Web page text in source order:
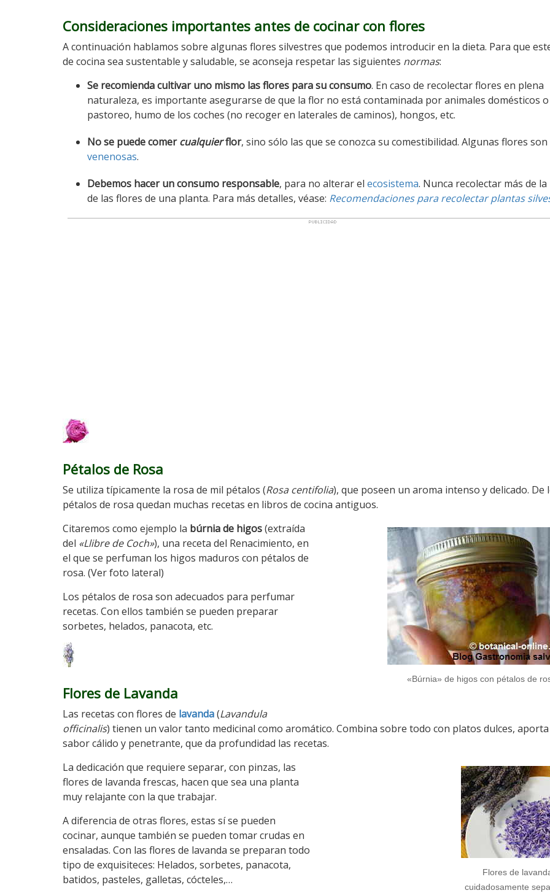
Consideraciones importantes antes de cocinar con flores
A continuación hablamos sobre algunas flores silvestres que podemos introducir en la dieta. Para que
de cocina sea sustentable y saludable, se aconseja respetar las siguientes normas:
Se recomienda cultivar uno mismo las flores para su consumo. En caso de recolectar flores en plena
naturaleza, es importante asegurarse de que la flor no está contaminada por animales domésticos
pastoreo, humo de los coches (no recoger en laterales de caminos), hongos, etc.
No se puede comercualquierflor, sino sólo las que se conozca su comestibilidad. Algunas flores son
venenosas.
Debemos hacer un consumo responsable, para no alterar el ecosistema. Nunca recolectar más de
de las flores de una planta. Para más detalles, véase: Recomendaciones para recolectar plantas
Pétalos de Rosa
Se utiliza típicamente la rosa de mil pétalos (Rosa centifolia), que poseen un aroma intenso y delicado. De
pétalos de rosa quedan muchas recetas en libros de cocina antiguos.
«Búrnia» de higos con pétalos de
Citaremos como ejemplo la búrnia de higos(extraída
del «Llibre de Coch»), una receta del Renacimiento, en
el que se perfuman los higos maduros con pétalos de
rosa. (Ver foto lateral)
Los pétalos de rosa son adecuados para perfumar
recetas. Con ellos también se pueden preparar
sorbetes, helados, panacota, etc.
Flores de Lavanda
Las recetas con flores de lavanda(Lavandula
officinalis) tienen un valor tanto medicinal como aromático. Combina sobre todo con platos dulces,
sabor cálido y penetrante, que da profundidad las recetas.
Flores de
cuidadosamente
La dedicación que requiere separar, con pinzas, las
flores de lavanda frescas, hacen que sea una planta
muy relajante con la que trabajar.
A diferencia de otras flores, estas sí se pueden
cocinar, aunque también se pueden tomar crudas en
ensaladas. Con las flores de lavanda se preparan todo
tipo de exquisiteces: Helados, sorbetes, panacota,
batidos, pasteles, galletas, cócteles,…